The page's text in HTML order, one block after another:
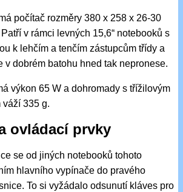
počítač rozměry 380 x 258 x 26-30
v rámci levných 15,6“ notebooků s
k lehčím a tenčím zástupcům třídy a
v dobrém batohu hned tak nepronese.
výkon 65 W a dohromady s třížilovým
váží 335 g.
ovládací prvky
se od jiných notebooků tohoto
hlavního vypínače do pravého
To si vyžádalo odsunutí kláves pro